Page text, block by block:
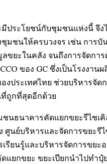
ประโยชน์กับชุมชนแห่งนี้ จึง
มชนให้ครบวงจร เช่น การบั
ขยะในคลัง จนถึงการจัดกา
ของ GC ซึ่งเป็นโรงงา
งประเทศไทย ช่วยบริหารจั
ถูกที่สุดอีกด้วย
นธนาคารคัดแยกขยะรีไซเ
ศูนย์บริหารและจัดการขยะ
เรียนรู้และบริหารจัดการขย
ยกขยะ ขยะเปียกนำไปทำปุ๋